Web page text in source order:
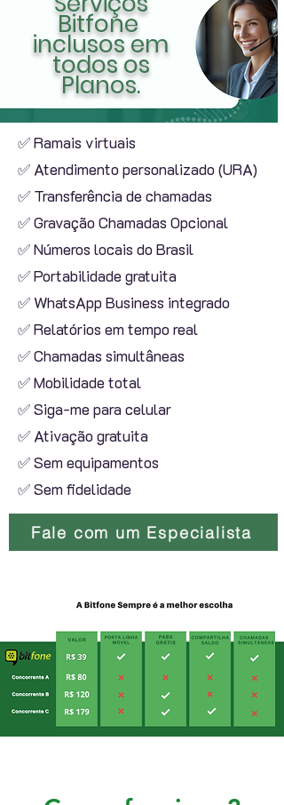
Bitfone
inclusos em
todos os
Planos.
✅ Ramais virtuais
✅ Atendimento personalizado (URA)
✅ Transferência de chamadas
✅ Gravação Chamadas Opcional
✅ Números locais do Brasil
✅ Portabilidade gratuita
✅ WhatsApp Business integrado
✅ Relatórios em tempo real
✅ Chamadas simultâneas
✅ Mobilidade total
✅ Siga-me para celular
✅ Ativação gratuita
✅ Sem equipamentos
✅ Sem fidelidade
Fale com um Especialista